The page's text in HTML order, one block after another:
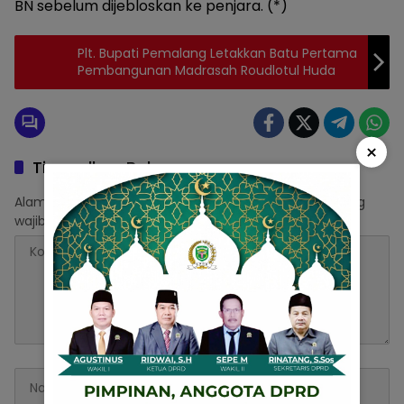
BN sebelum dijebloskan ke penjara. (*)
Plt. Bupati Pemalang Letakkan Batu Pertama
Pembangunan Madrasah Roudlotul Huda
Tinggalkan Balasan
Alamat email Anda tidak akan dipublikasikan. Ruas yang
wajib ditandai*
×